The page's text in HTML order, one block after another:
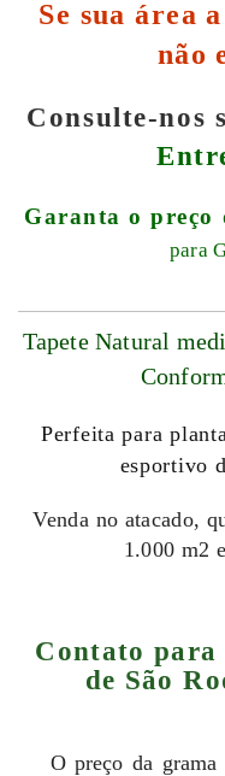
Se sua área
não
Consulte-nos
Garanta o preço
para
Tapete Natural
Perfeita para
esportivo
Venda no atacado,
1.000 m2
Contato para
de São
O preço da grama